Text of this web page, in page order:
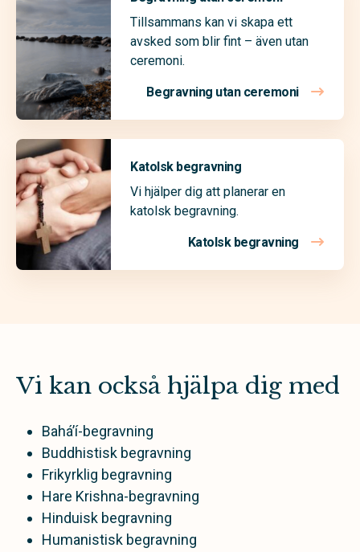
Tillsammans kan vi skapa ett
avsked som blir fint – även utan
ceremoni.
Begravning utan ceremoni
Katolsk begravning
Vi hjälper dig att planerar en
katolsk begravning.
Katolsk begravning
Vi kan också hjälpa dig med
Bahá’í-begravning
Buddhistisk begravning
Frikyrklig begravning
Hare Krishna-begravning
Hinduisk begravning
Humanistisk begravning